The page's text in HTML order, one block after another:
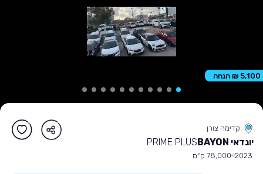
5,100 ₪ הנחה
קדימה צורן
יונדאי BAYON PRIME PLUS
2023 78,000 ק״מ